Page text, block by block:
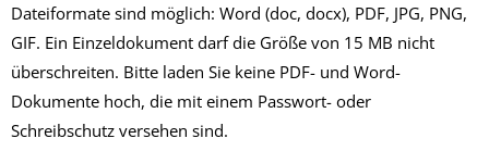
Dateiformate sind möglich: Word (doc, docx), PDF, JPG, PNG,
GIF. Ein Einzeldokument darf die Größe von 15 MB nicht
überschreiten. Bitte laden Sie keine PDF- und Word-
Dokumente hoch, die mit einem Passwort- oder
Schreibschutz versehen sind.